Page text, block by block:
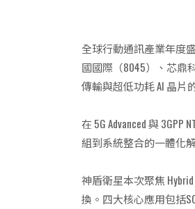
全球行動通訊產業年度
國國際（8045）、芯鼎
傳輸與超低功耗 AI 晶片
在 5G Advanced 與
組到系統整合的一體化
神盾衛星本次聚焦 Hybrid
換。四大核心應用包括